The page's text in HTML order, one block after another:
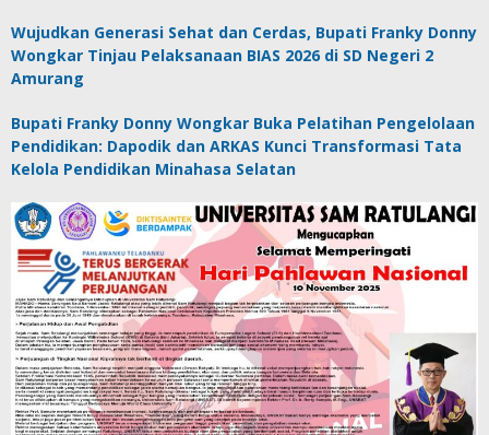
Wujudkan Generasi Sehat dan Cerdas, Bupati Franky Donny
Wongkar Tinjau Pelaksanaan BIAS 2026 di SD Negeri 2
Amurang
Bupati Franky Donny Wongkar Buka Pelatihan Pengelolaan
Pendidikan: Dapodik dan ARKAS Kunci Transformasi Tata
Kelola Pendidikan Minahasa Selatan